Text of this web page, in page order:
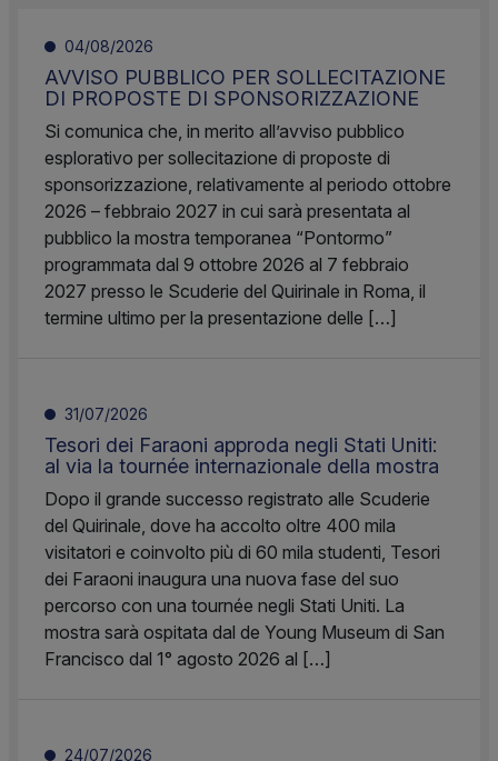
04/08/2026
AVVISO PUBBLICO PER SOLLECITAZIONE
DI PROPOSTE DI SPONSORIZZAZIONE
Si comunica che, in merito all’avviso pubblico
esplorativo per sollecitazione di proposte di
sponsorizzazione, relativamente al periodo ottobre
2026 – febbraio 2027 in cui sarà presentata al
pubblico la mostra temporanea “Pontormo”
programmata dal 9 ottobre 2026 al 7 febbraio
2027 presso le Scuderie del Quirinale in Roma, il
termine ultimo per la presentazione delle […]
31/07/2026
Tesori dei Faraoni approda negli Stati Uniti:
al via la tournée internazionale della mostra
Dopo il grande successo registrato alle Scuderie
del Quirinale, dove ha accolto oltre 400 mila
visitatori e coinvolto più di 60 mila studenti, Tesori
dei Faraoni inaugura una nuova fase del suo
percorso con una tournée negli Stati Uniti. La
mostra sarà ospitata dal de Young Museum di San
Francisco dal 1° agosto 2026 al […]
24/07/2026